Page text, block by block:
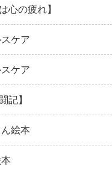
心の疲れ】
ケア
ケア
記】
絵本